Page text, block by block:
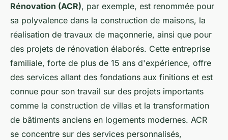
Rénovation (ACR), par exemple, est renommée pour
sa polyvalence dans la construction de maisons, la
réalisation de travaux de maçonnerie, ainsi que pour
des projets de rénovation élaborés. Cette entreprise
familiale, forte de plus de 15 ans d'expérience, offre
des services allant des fondations aux finitions et est
connue pour son travail sur des projets importants
comme la construction de villas et la transformation
de bâtiments anciens en logements modernes. ACR
se concentre sur des services personnalisés,